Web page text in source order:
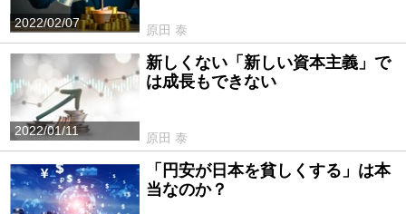
2022/02/07
原田 泰
2022/01/11
新しくない「新しい資本主義」で
は成長もできない
原田 泰
「円安が日本を貧しくする」は本
当なのか？